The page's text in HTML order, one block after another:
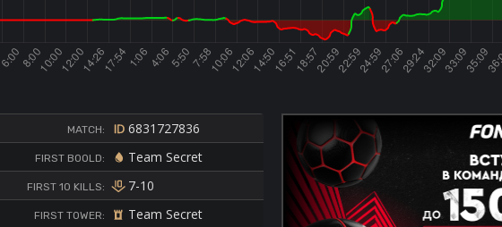
MATCH: 6831727836
FIRST BOOLD: Team Secret
FIRST 10 KILLS: 7-10
FIRST TOWER: Team Secret